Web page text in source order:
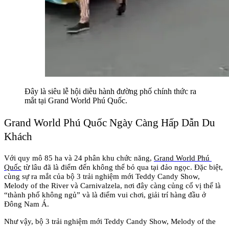
Đây là siêu lễ hội diễu hành đường phố chính thức ra
mắt tại Grand World Phú Quốc.
Grand World Phú Quốc Ngày Càng Hấp Dẫn Du
Khách
Với quy mô 85 ha và 24 phân khu chức năng, Grand World Phú
Quốc từ lâu đã là điểm đến không thể bỏ qua tại đảo ngọc. Đặc biệt,
cùng sự ra mắt của bộ 3 trải nghiệm mới Teddy Candy Show,
Melody of the River và Carnivalzela, nơi đây càng củng cố vị thế là
“thành phố không ngủ” và là điểm vui chơi, giải trí hàng đầu ở
Đông Nam Á.
Như vậy, bộ 3 trải nghiệm mới Teddy Candy Show, Melody of the